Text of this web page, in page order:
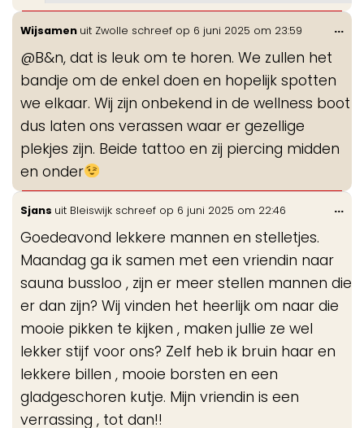
Wijsamen uit Zwolle schreef op 6 juni 2025 om 23:59
@B&n, dat is leuk om te horen. We zullen het
bandje om de enkel doen en hopelijk spotten
we elkaar. Wij zijn onbekend in de wellness boot
dus laten ons verassen waar er gezellige
plekjes zijn. Beide tattoo en zij piercing midden
en onder
...
Sjans uit Bleiswijk schreef op 6 juni 2025 om 22:46
Goedeavond lekkere mannen en stelletjes.
Maandag ga ik samen met een vriendin naar
sauna bussloo , zijn er meer stellen mannen die
er dan zijn? Wij vinden het heerlijk om naar die
mooie pikken te kijken , maken jullie ze wel
lekker stijf voor ons? Zelf heb ik bruin haar en
lekkere billen , mooie borsten en een
gladgeschoren kutje. Mijn vriendin is een
verrassing , tot dan!!
...